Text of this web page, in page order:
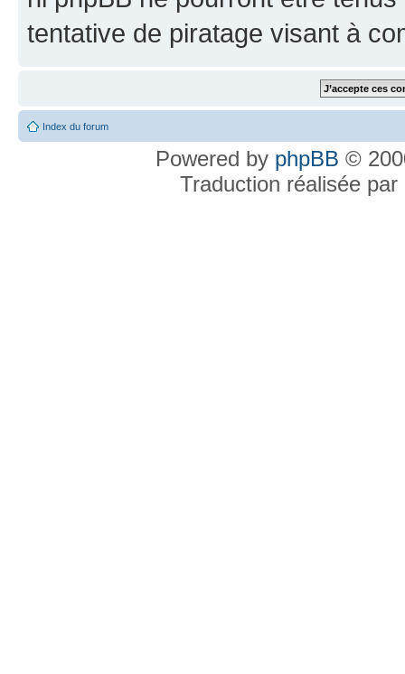
tentative de piratage visant à
Index du forum
Powered by phpBB ©
Traduction réalisée par